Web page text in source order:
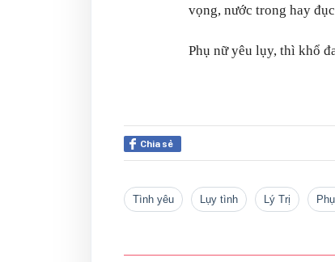
vọng, nước trong hay
Phụ nữ yêu lụy, thì khổ
Chia sẻ
tình yêu lụy tình Lý Trị